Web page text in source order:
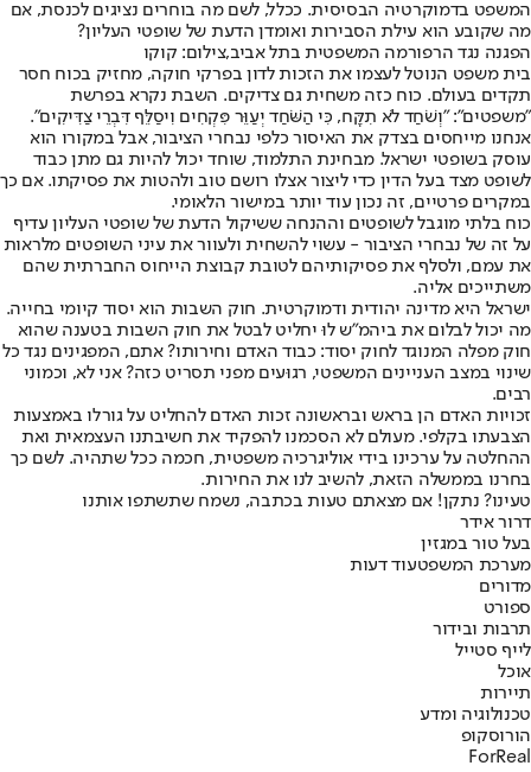
המשפט בדמוקרטיה הבסיסית. ככלל, לשם מה בוחרים נציגים לכנסת, אם
מה שקובע הוא עילת הסבירות ואומדן הדעת של שופטי העליון?
הפגנה נגד הרפורמה המשפטית בתל אביב,צילום: קוקו
בית משפט הנוטל לעצמו את הזכות לדון בפרקי חוקה, מחזיק בכוח חסר
תקדים בעולם. כוח כזה משחית גם צדיקים. השבת נקרא בפרשת
"משפטים": "וְשֹׁחַד לֹא תִקָּח, כִּי הַשֹּׁחַד יְעַוֵּר פִּקְחִים וִיסַלֵּף דִּבְרֵי צַדִּיקִים".
אנחנו מייחסים בצדק את האיסור כלפי נבחרי הציבור, אבל במקורו הוא
עוסק בשופטי ישראל. מבחינת התלמוד, שוחד יכול להיות גם מתן כבוד
לשופט מצד בעל הדין כדי ליצור אצלו רושם טוב ולהטות את פסיקתו. אם כך
במקרים פרטיים, זה נכון עוד יותר במישור הלאומי.
כוח בלתי מוגבל לשופטים וההנחה ששיקול הדעת של שופטי העליון עדיף
על זה של נבחרי הציבור - עשוי להשחית ולעוור את עיני השופטים מלראות
את עמם, ולסלף את פסיקותיהם לטובת קבוצת הייחוס החברתית שהם
משתייכים אליה.
ישראל היא מדינה יהודית ודמוקרטית. חוק השבות הוא יסוד קיומי בחייה.
מה יכול לבלום את ביהמ"ש לוּ יחליט לבטל את חוק השבות בטענה שהוא
חוק מפלה המנוגד לחוק יסוד: כבוד האדם וחירותו? אתם, המפגינים נגד כל
שינוי במצב העניינים המשפטי, רגוּעים מפני תסריט כזה? אני לא, וכמוני
רבים.
זכויות האדם הן בראש ובראשונה זכות האדם להחליט על גורלו באמצעות
הצבעתו בקלפי. מעולם לא הסכמנו להפקיד את חשיבתנו העצמאית ואת
ההחלטה על ערכינו בידי אוליגרכיה משפטית, חכמה ככל שתהיה. לשם כך
בחרנו בממשלה הזאת, להשיב לנו את החירות.
טעינו? נתקן! אם מצאתם טעות בכתבה, נשמח שתשתפו אותנו
דרור אידר
בעל טור במגזין
מערכת המשפטעוד דעות
מדורים
ספורט
תרבות ובידור
לייף סטייל
אוכל
תיירות
טכנולוגיה ומדע
הורוסקופ
ForReal